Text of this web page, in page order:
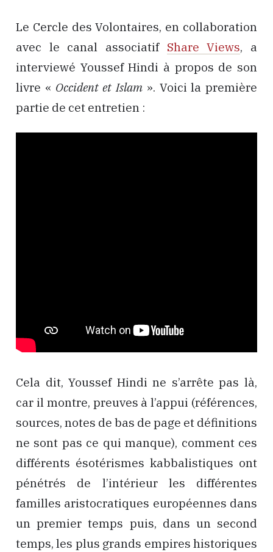
Le Cercle des Volontaires, en collaboration
avec le canal associatif Share Views, a
interviewé Youssef Hindi à propos de son
livre « Occident et Islam ». Voici la première
partie de cet entretien :
Cela dit, Youssef Hindi ne s’arrête pas là,
car il montre, preuves à l’appui (références,
sources, notes de bas de page et définitions
ne sont pas ce qui manque), comment ces
différents ésotérismes kabbalistiques ont
pénétrés de l’intérieur les différentes
familles aristocratiques européennes dans
un premier temps puis, dans un second
temps, les plus grands empires historiques